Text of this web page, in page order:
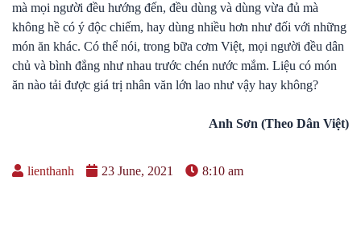
mà mọi người đều hướng đến, đều dùng và dùng vừa đủ mà
không hề có ý độc chiếm, hay dùng nhiều hơn như đối với những
món ăn khác. Có thể nói, trong bữa cơm Việt, mọi người đều dân
chủ và bình đẳng như nhau trước chén nước mắm. Liệu có món
ăn nào tải được giá trị nhân văn lớn lao như vậy hay không?
Anh Sơn (Theo Dân Việt)
lienthanh 23 June, 2021 8:10 am